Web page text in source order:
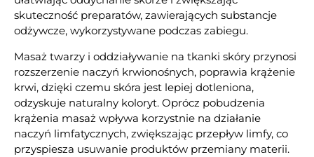
skuteczność preparatów, zawierających substancje
odżywcze, wykorzystywane podczas zabiegu.
Masaż twarzy i oddziaływanie na tkanki skóry przynosi
rozszerzenie naczyń krwionośnych, poprawia krążenie
krwi, dzięki czemu skóra jest lepiej dotleniona,
odzyskuje naturalny koloryt. Oprócz pobudzenia
krążenia masaż wpływa korzystnie na działanie
naczyń limfatycznych, zwiększając przepływ limfy, co
przyspiesza usuwanie produktów przemiany materii.